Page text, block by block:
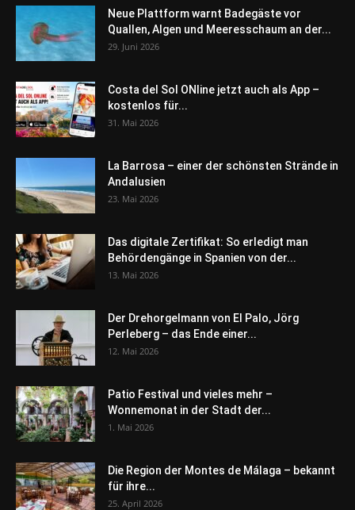
Neue Plattform warnt Badegäste vor
Quallen, Algen und Meeresschaum an der...
29. Juni 2026
Costa del Sol ONline jetzt auch als App –
kostenlos für...
31. Mai 2026
La Barrosa – einer der schönsten Strände in
Andalusien
23. Mai 2026
Das digitale Zertifikat: So erledigt man
Behördengänge in Spanien von der...
13. Mai 2026
Der Drehorgelmann von El Palo, Jörg
Perleberg – das Ende einer...
12. Mai 2026
Patio Festival und vieles mehr –
Wonnemonat in der Stadt der...
1. Mai 2026
Die Region der Montes de Málaga – bekannt
für ihre...
25. April 2026